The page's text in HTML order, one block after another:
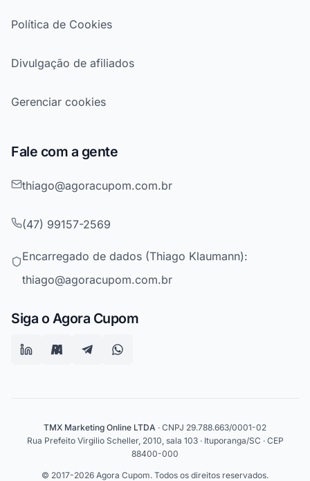
Política de Cookies
Divulgação de afiliados
Gerenciar cookies
Fale com a gente
thiago@agoracupom.com.br
(47) 99157-2569
Encarregado de dados (Thiago Klaumann):
thiago@agoracupom.com.br
Siga o Agora Cupom
TMX Marketing Online LTDA · CNPJ 29.788.663/0001-02
Rua Prefeito Virgilio Scheller, 2010, sala 103 · Ituporanga/SC · CEP
88400-000
© 2017-2026 Agora Cupom. Todos os direitos reservados.